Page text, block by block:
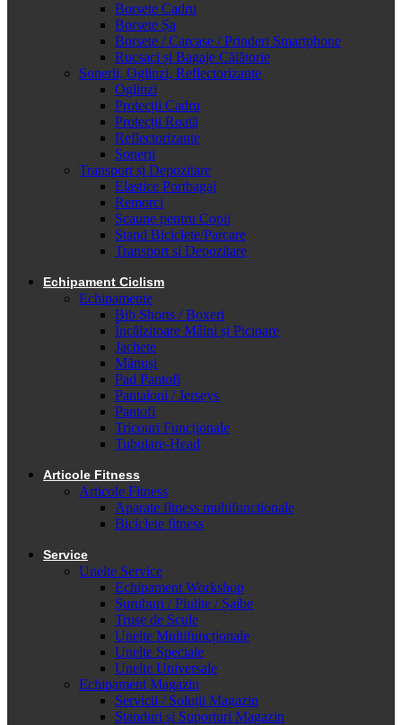
Borsete Cadru
Borsete Șa
Borsete / Carcase / Prinderi Smartphone
Rucsaci și Bagaje Călătorie
Sonerii, Oglinzi, Reflectorizante
Oglinzi
Protecții Cadru
Protecții Roată
Reflectorizante
Sonerii
Transport și Depozitare
Elastice Portbagaj
Remorci
Scaune pentru Copii
Stand Biciclete/Parcare
Transport si Depozitare
Echipament Ciclism
Echipamente
Bib Shorts / Boxeri
Încălzitoare Mâini și Picioare
Jachete
Mănuși
Pad Pantofi
Pantaloni / Jerseys
Pantofi
Tricouri Funcționale
Tubulare-Head
Articole Fitness
Articole Fitness
Aparate fitness multifunctionale
Biciclete fitness
Service
Unelte Service
Echipament Workshop
Șuruburi / Piulițe / Șaibe
Truse de Scule
Unelte Multifuncționale
Unelte Speciale
Unelte Universale
Echipament Magazin
Servicii / Soluții Magazin
Standuri și Suporturi Magazin